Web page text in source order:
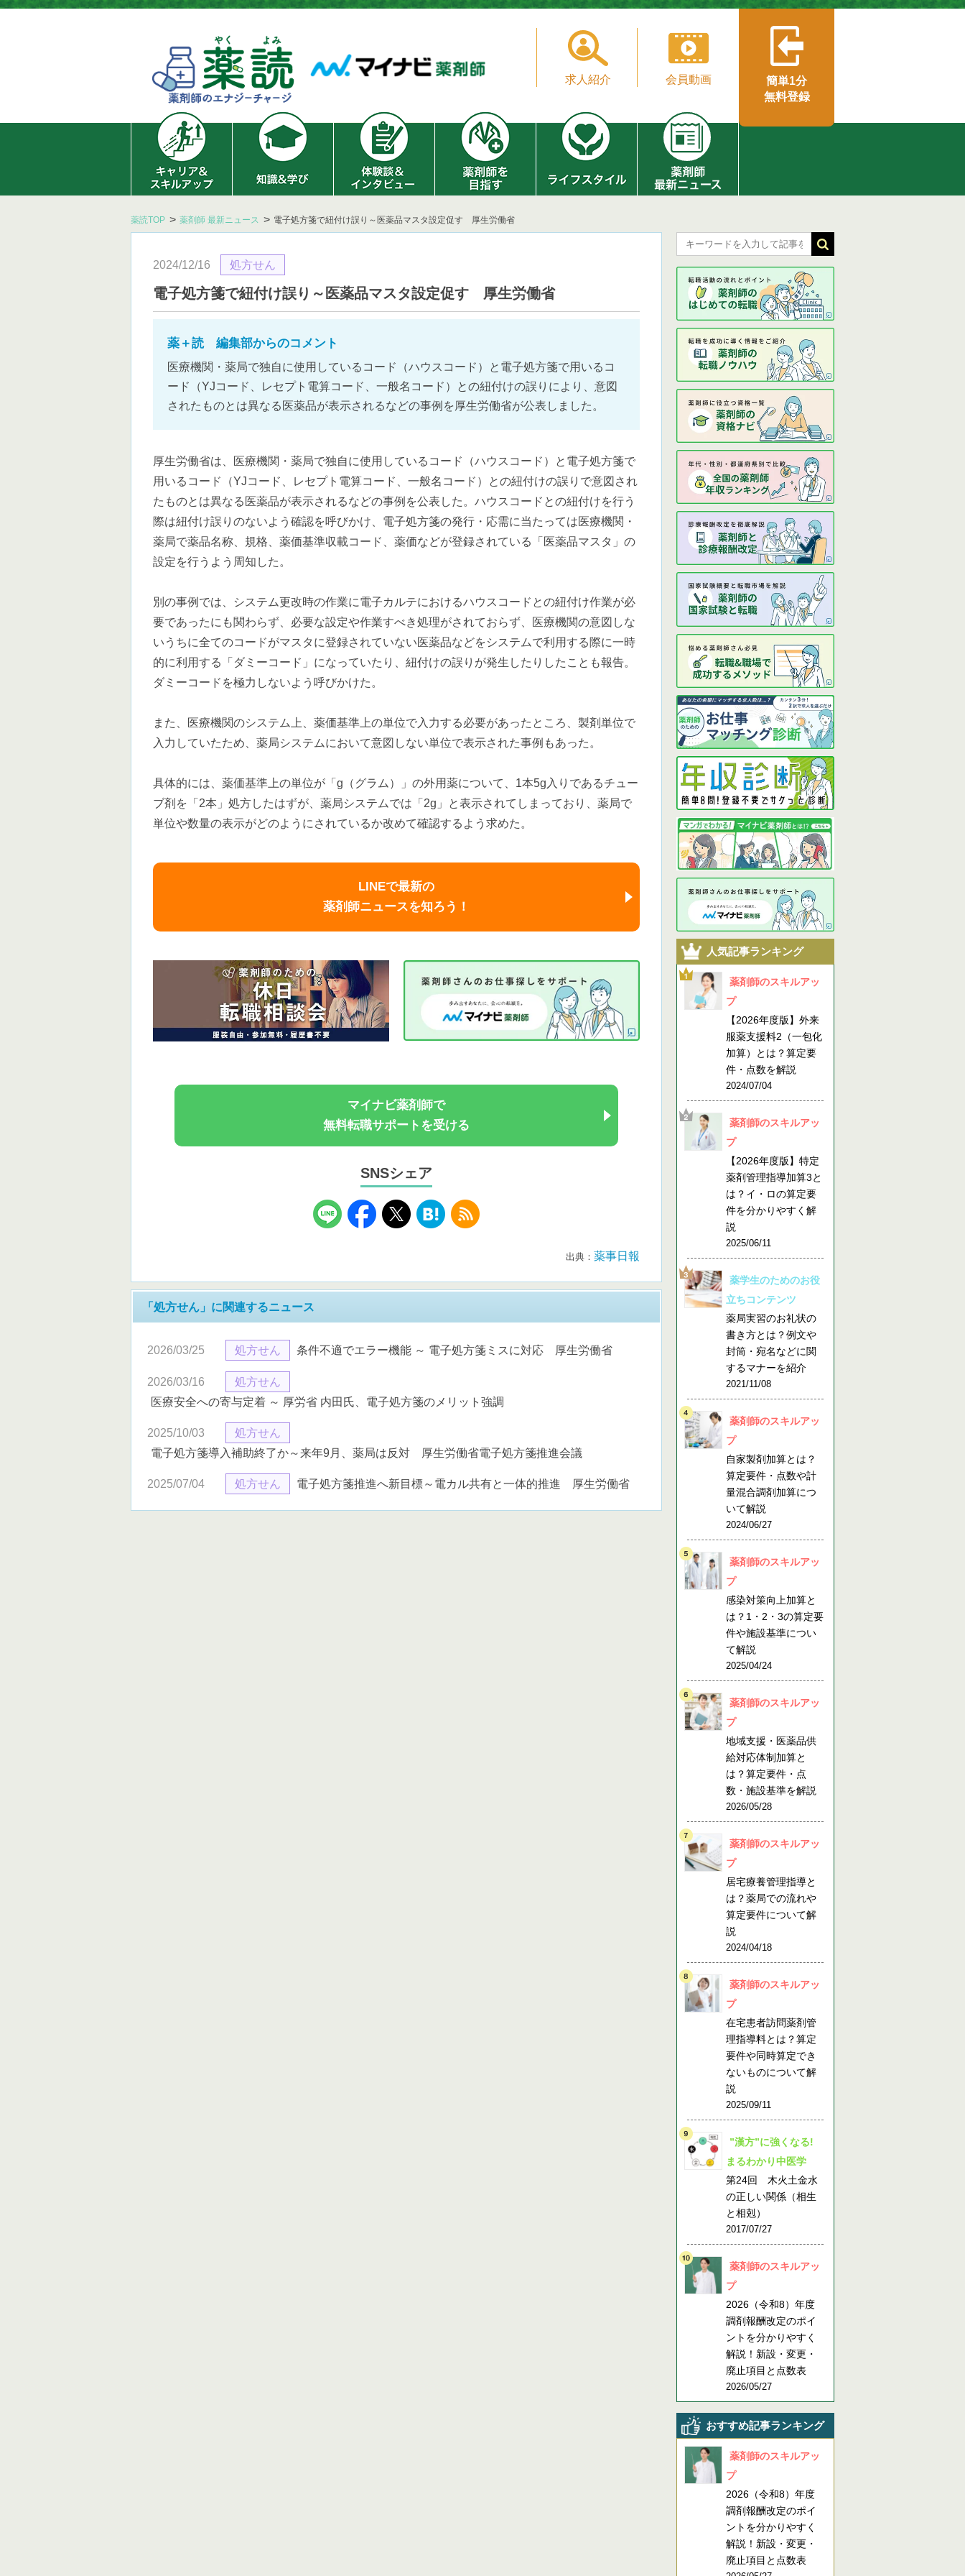
求人紹介 会員動画
簡単1分
無料登録
薬読TOP 薬剤師 最新ニュース 電子処方箋で紐付け誤り～医薬品マスタ設定促す 厚生労働省
2024/12/16 処方せん
電子処方箋で紐付け誤り～医薬品マスタ設定促す 厚生労働省
薬＋読 編集部からのコメント
医療機関・薬局で独自に使用しているコード（ハウスコード）と電子処方箋で用いるコ
ード（YJコード、レセプト電算コード、一般名コード）との紐付けの誤りにより、意図
されたものとは異なる医薬品が表示されるなどの事例を厚生労働省が公表しました。
厚生労働省は、医療機関・薬局で独自に使用しているコード（ハウスコード）と電子処方箋で
用いるコード（YJコード、レセプト電算コード、一般名コード）との紐付けの誤りで意図され
たものとは異なる医薬品が表示されるなどの事例を公表した。ハウスコードとの紐付けを行う
際は紐付け誤りのないよう確認を呼びかけ、電子処方箋の発行・応需に当たっては医療機関・
薬局で薬品名称、規格、薬価基準収載コード、薬価などが登録されている「医薬品マスタ」の
設定を行うよう周知した。
別の事例では、システム更改時の作業に電子カルテにおけるハウスコードとの紐付け作業が必
要であったにも関わらず、必要な設定や作業すべき処理がされておらず、医療機関の意図しな
いうちに全てのコードがマスタに登録されていない医薬品などをシステムで利用する際に一時
的に利用する「ダミーコード」になっていたり、紐付けの誤りが発生したりしたことも報告。
ダミーコードを極力しないよう呼びかけた。
また、医療機関のシステム上、薬価基準上の単位で入力する必要があったところ、製剤単位で
入力していたため、薬局システムにおいて意図しない単位で表示された事例もあった。
具体的には、薬価基準上の単位が「g（グラム）」の外用薬について、1本5g入りであるチュー
ブ剤を「2本」処方したはずが、薬局システムでは「2g」と表示されてしまっており、薬局で
単位や数量の表示がどのようにされているか改めて確認するよう求めた。
LINEで最新の
薬剤師ニュースを知ろう！
マイナビ薬剤師で
無料転職サポートを受ける
SNSシェア
出典： 薬事日報
「処方せん」に関連するニュース
2026/03/25 処方せん 条件不適でエラー機能 ～ 電子処方箋ミスに対応 厚生労働省
2026/03/16
処方せん
医療安全への寄与定着 ～ 厚労省 内田氏、電子処方箋のメリット強調
2025/10/03
処方せん
電子処方箋導入補助終了か～来年9月、薬局は反対 厚生労働省電子処方箋推進会議
2025/07/04 処方せん 電子処方箋推進へ新目標～電カル共有と一体的推進 厚生労働省
人気記事ランキング
薬剤師のスキルアッ
プ
【2026年度版】外来
服薬支援料2（一包化
加算）とは？算定要
件・点数を解説
2024/07/04
薬剤師のスキルアッ
プ
【2026年度版】特定
薬剤管理指導加算3と
は？イ・ロの算定要
件を分かりやすく解
説
2025/06/11
薬学生のためのお役
立ちコンテンツ
薬局実習のお礼状の
書き方とは？例文や
封筒・宛名などに関
するマナーを紹介
2021/11/08
薬剤師のスキルアッ
プ
自家製剤加算とは？
算定要件・点数や計
量混合調剤加算につ
いて解説
2024/06/27
薬剤師のスキルアッ
プ
感染対策向上加算と
は？1・2・3の算定要
件や施設基準につい
て解説
2025/04/24
薬剤師のスキルアッ
プ
地域支援・医薬品供
給対応体制加算と
は？算定要件・点
数・施設基準を解説
2026/05/28
薬剤師のスキルアッ
プ
居宅療養管理指導と
は？薬局での流れや
算定要件について解
説
2024/04/18
薬剤師のスキルアッ
プ
在宅患者訪問薬剤管
理指導料とは？算定
要件や同時算定でき
ないものについて解
説
2025/09/11
”漢方”に強くなる!
まるわかり中医学
第24回 木火土金水
の正しい関係（相生
と相剋）
2017/07/27
薬剤師のスキルアッ
プ
2026（令和8）年度
調剤報酬改定のポイ
ントを分かりやすく
解説！新設・変更・
廃止項目と点数表
2026/05/27
おすすめ記事ランキング
薬剤師のスキルアッ
プ
2026（令和8）年度
調剤報酬改定のポイ
ントを分かりやすく
解説！新設・変更・
廃止項目と点数表